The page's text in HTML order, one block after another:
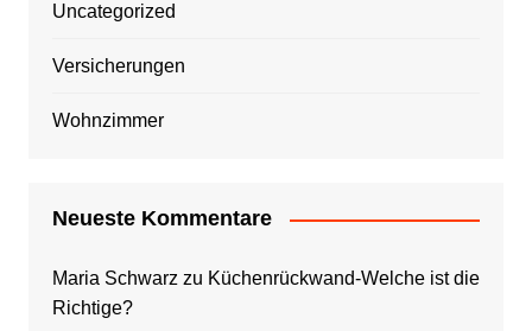
Uncategorized
Versicherungen
Wohnzimmer
Neueste Kommentare
Maria Schwarz zu Küchenrückwand-Welche ist die
Richtige?